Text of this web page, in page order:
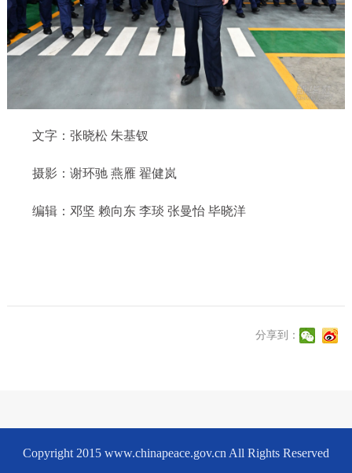
文字：张晓松 朱基钗
摄影：谢环驰 燕雁 翟健岚
编辑：邓坚 赖向东 李琰 张曼怡 毕晓洋
分享到：
Copyright 2015 www.chinapeace.gov.cn All Rights Reserved